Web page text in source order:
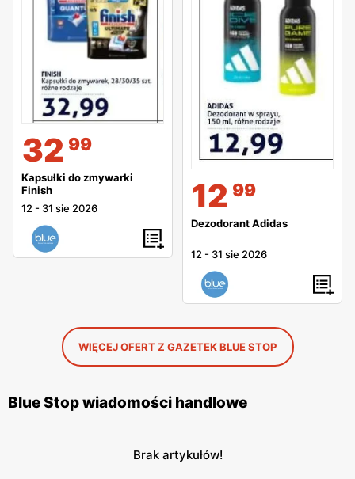
32 99
Kapsułki do zmywarki
Finish
12 - 31 sie 2026 12 99
Dezodorant Adidas
12 - 31 sie 2026
WIĘCEJ OFERT Z GAZETEK BLUE STOP
Blue Stop wiadomości handlowe
Brak artykułów!